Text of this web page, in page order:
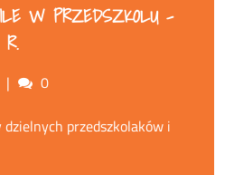
W PRZEDSZKOLU –
R.
Comments
0
przedszkolaków i